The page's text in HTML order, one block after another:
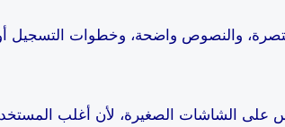
الشاشات الصغيرة، لأن أغلب